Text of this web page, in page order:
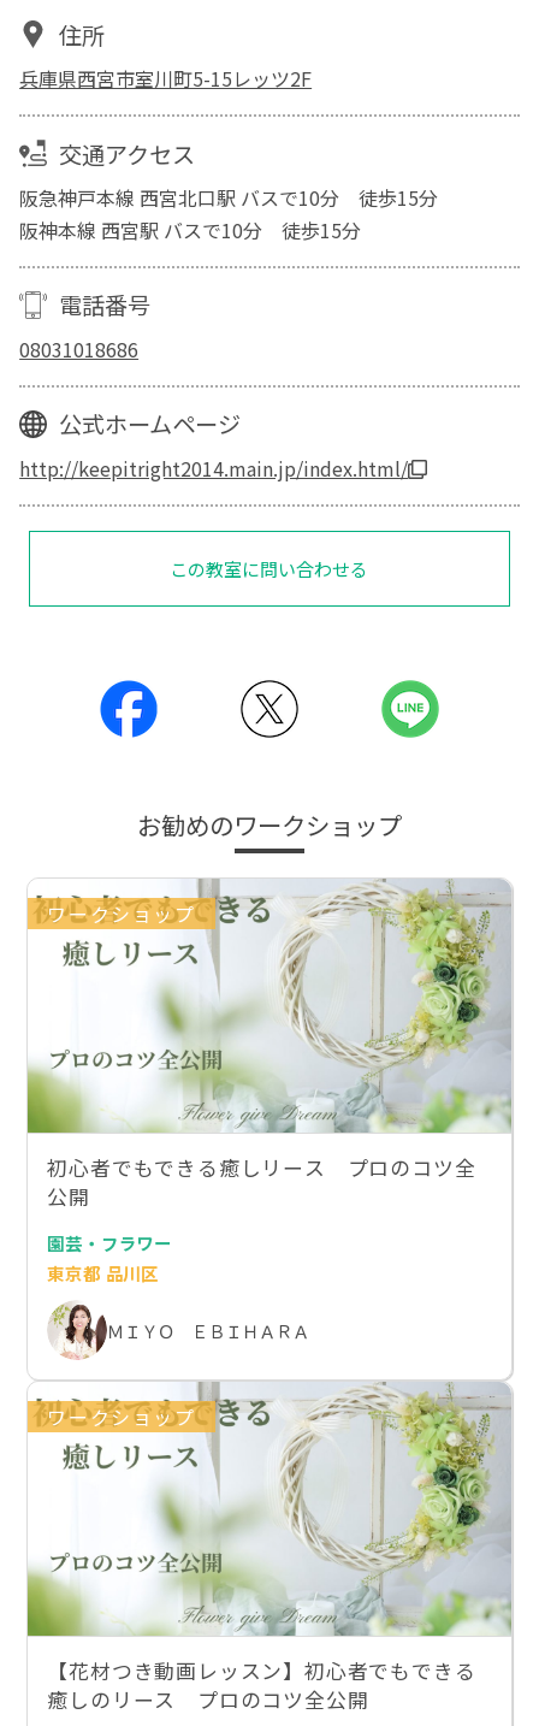
住所
兵庫県西宮市室川町5-15レッツ2F
交通アクセス
阪急神戸本線 西宮北口駅 バスで10分 徒歩15分
阪神本線 西宮駅 バスで10分 徒歩15分
電話番号
08031018686
公式ホームページ
http://keepitright2014.main.jp/index.html/
この教室に問い合わせる
お勧めのワークショップ
ワークショップ
初心者でもできる癒しリース プロのコツ全
公開
園芸・フラワー
東京都 品川区
ＭＩＹＯ ＥＢＩＨＡＲＡ
ワークショップ
【花材つき動画レッスン】初心者でもできる
癒しのリース プロのコツ全公開